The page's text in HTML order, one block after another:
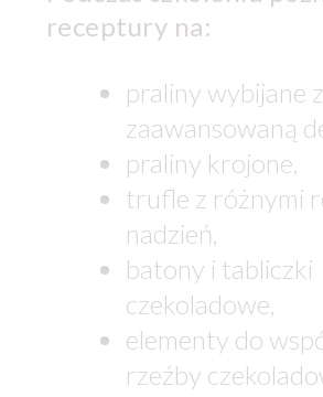
receptury na:
praliny wybijane z
zaawansowaną
praliny krojone,
trufle z różnymi
nadzień,
batony i tabliczki
czekoladowe,
elementy do
rzeźby